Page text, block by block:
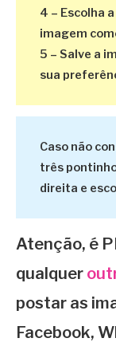
4 – Escolha
imagem
5 – Salve a
sua
Caso não
três
direita e
Atenção, é
qualquer
postar as
Facebook,